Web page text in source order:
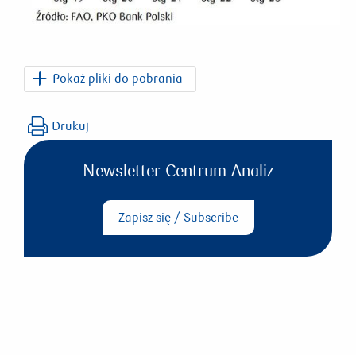
Pokaż pliki do pobrania
PKO_Agro_Nawigator_2023_3.pdf
Drukuj
Newsletter Centrum Analiz
Zapisz się / Subscribe